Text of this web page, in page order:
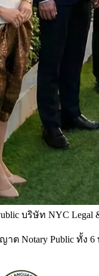
บริษัท NYC Legal
ต Notary Public ทั้ง 6